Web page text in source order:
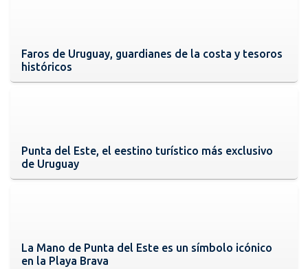
Faros de Uruguay, guardianes de la costa y tesoros
históricos
Punta del Este, el eestino turístico más exclusivo
de Uruguay
La Mano de Punta del Este es un símbolo icónico
en la Playa Brava